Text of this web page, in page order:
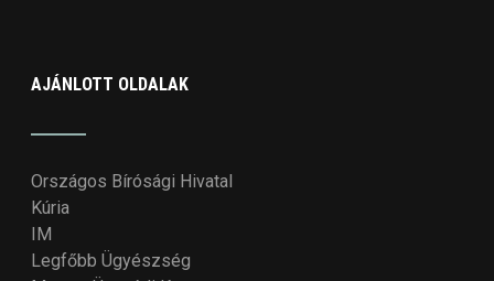
AJÁNLOTT OLDALAK
Országos Bírósági Hivatal
Kúria
IM
Legfőbb Ügyészség